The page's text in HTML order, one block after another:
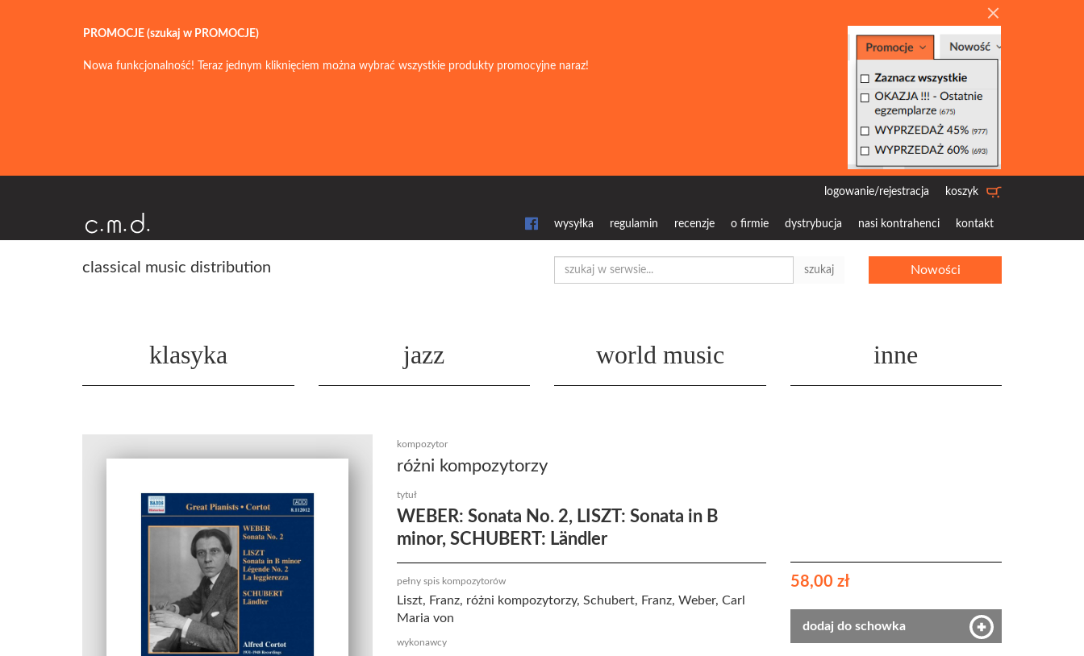
PROMOCJE (szukaj w PROMOCJE)
Nowa funkcjonalność! Teraz jednym kliknięciem można wybrać wszystkie produkty promocyjne naraz!
koszyk
logowanie/rejestracja
wysyłka regulamin recenzje o firmie dystrybucja nasi kontrahenci kontakt
classical music distribution szukaj Nowości
klasyka jazz world music inne
kompozytor
różni kompozytorzy
tytuł
WEBER: Sonata No. 2, LISZT: Sonata in B
minor, SCHUBERT: Ländler
pełny spis kompozytorów
Liszt, Franz, różni kompozytorzy, Schubert, Franz, Weber, Carl
Maria von
wykonawcy
58,00 zł
dodaj do schowka